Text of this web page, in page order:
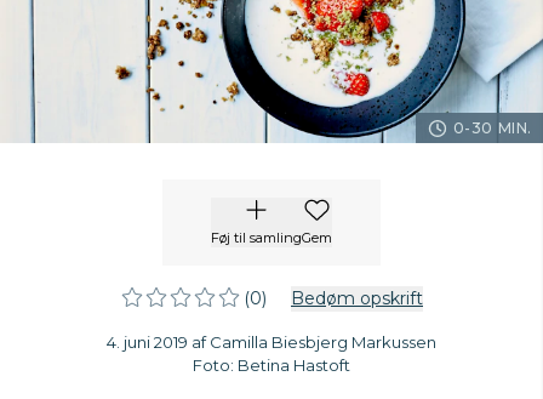
0-30 MIN.
Føj til samlingGem
(0) Bedøm opskrift
4. juni 2019 af Camilla Biesbjerg Markussen
Foto: Betina Hastoft